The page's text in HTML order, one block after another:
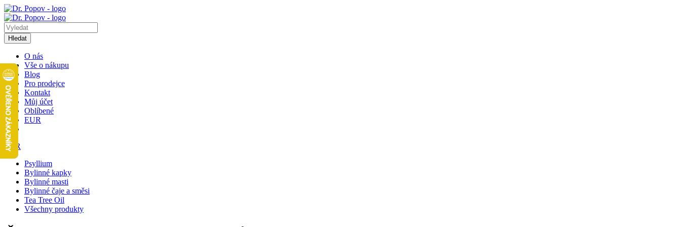
Hledat
O nás
Vše o nákupu
Blog
Pro prodejce
Kontakt
Můj účet
Oblíbené
EUR
EUR
Psyllium
Bylinné kapky
Bylinné masti
Bylinné čaje a směsi
Tea Tree Oil
Všechny produkty